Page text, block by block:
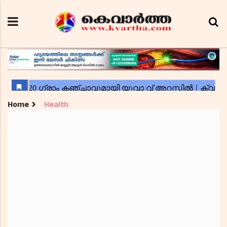
Home Health